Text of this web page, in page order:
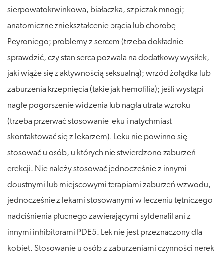
sierpowatokrwinkowa, białaczka, szpiczak mnogi;
anatomiczne zniekształcenie prącia lub chorobę
Peyroniego; problemy z sercem (trzeba dokładnie
sprawdzić, czy stan serca pozwala na dodatkowy wysiłek,
jaki wiąże się z aktywnością seksualną); wrzód żołądka lub
zaburzenia krzepnięcia (takie jak hemofilia); jeśli wystąpi
nagłe pogorszenie widzenia lub nagła utrata wzroku
(trzeba przerwać stosowanie leku i natychmiast
skontaktować się z lekarzem). Leku nie powinno się
stosować u osób, u których nie stwierdzono zaburzeń
erekcji. Nie należy stosować jednocześnie z innymi
doustnymi lub miejscowymi terapiami zaburzeń wzwodu,
jednocześnie z lekami stosowanymi w leczeniu tętniczego
nadciśnienia płucnego zawierającymi syldenafil ani z
innymi inhibitorami PDE5. Lek nie jest przeznaczony dla
kobiet. Stosowanie u osób z zaburzeniami czynności nerek